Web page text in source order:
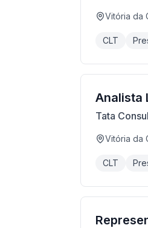
Vitória da
CLT
Analista
Tata
Vitória da
CLT